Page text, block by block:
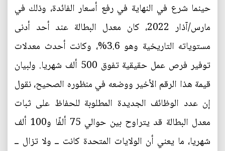
حينما شرع في النهاية في رفع أسعار الفائدة، وذلك في
مارس/آذار 2022، كان معدل البطالة عند أحد أدنى
مستوياته التاريخية وهو 3.6%، وكانت أحدث معدلات
توفير فرص عمل حقيقية تفوق 500 ألف شهريا. ولبيان
قيمة هذا الرقم الأخير ووضعه في منظوره الصحيح، نقول
إن عدد الوظائف الجديدة المطلوبة للحفاظ على ثبات
معدل البطالة قد يتراوح بين حوالي 75 ألفًا و100 ألف
شهريا، ما يعني أن الولايات المتحدة كانت ــ ولا تزال ــ